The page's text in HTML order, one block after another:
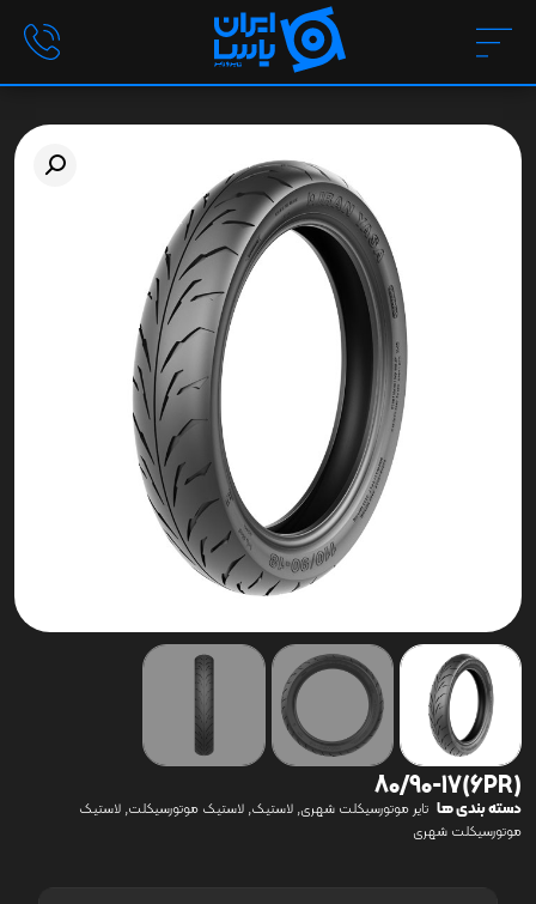
(6PR)80/90-17
دسته بندی ها تایر موتورسیکلت شهری, لاستیک, لاستیک موتورسیکلت, لاستیک
موتورسیکلت شهری